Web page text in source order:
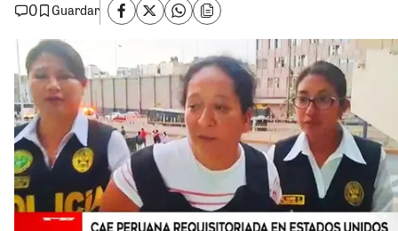
0
Guardar